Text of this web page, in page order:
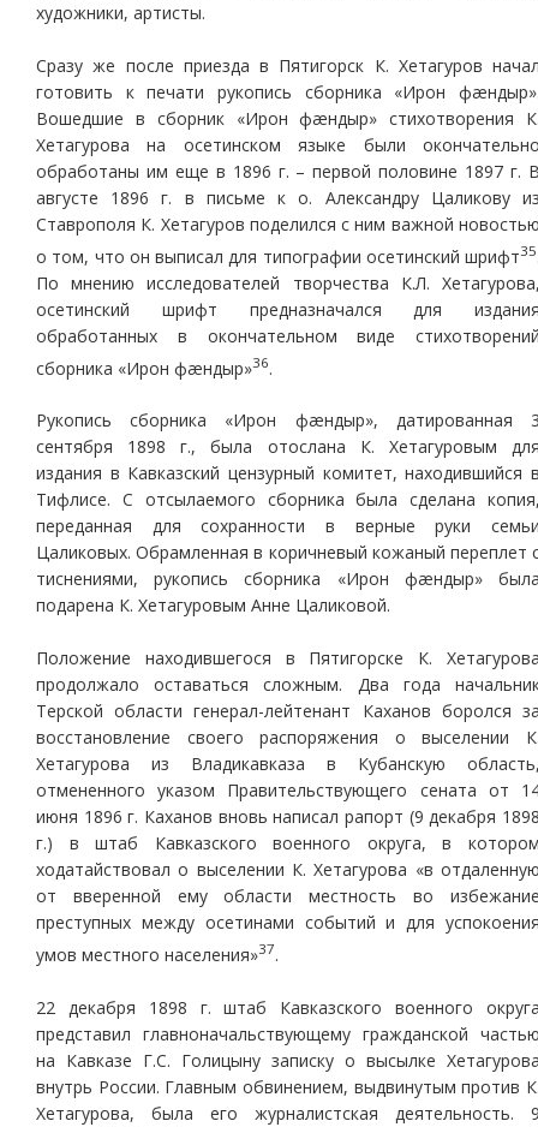
художники, артисты.
Сразу же после приезда в Пятигорск К. Хетагуров
готовить к печати рукопись сборника «Ирон
Вошедшие в сборник «Ирон фæндыр» стихотворения
Хетагурова на осетинском языке были
обработаны им еще в 1896 г. – первой половине 1897 г.
августе 1896 г. в письме к о. Александру Цаликову
Ставрополя К. Хетагуров поделился с ним важной
о том, что он выписал для типографии осетинский шрифт35
По мнению исследователей творчества К.Л.
осетинский шрифт предназначался для
обработанных в окончательном виде
сборника «Ирон фæндыр»36.
Рукопись сборника «Ирон фæндыр», датированная
сентября 1898 г., была отослана К. Хетагуровым
издания в Кавказский цензурный комитет, находившийся
Тифлисе. С отсылаемого сборника была сделана
переданная для сохранности в верные руки
Цаликовых. Обрамленная в коричневый кожаный переплет
тиснениями, рукопись сборника «Ирон фæндыр»
подарена К. Хетагуровым Анне Цаликовой.
Положение находившегося в Пятигорске К.
продолжало оставаться сложным. Два года
Терской области генерал-лейтенант Каханов боролся
восстановление своего распоряжения о выселении
Хетагурова из Владикавказа в Кубанскую
отмененного указом Правительствующего сената от
июня 1896 г. Каханов вновь написал рапорт (9 декабря
г.) в штаб Кавказского военного округа, в
ходатайствовал о выселении К. Хетагурова «в
от вверенной ему области местность во
преступных между осетинами событий и для
умов местного населения»37.
22 декабря 1898 г. штаб Кавказского военного
представил главноначальствующему гражданской
на Кавказе Г.С. Голицыну записку о высылке
внутрь России. Главным обвинением, выдвинутым против
Хетагурова, была его журналистская деятельность.